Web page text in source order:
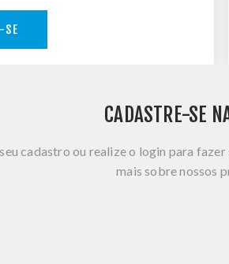
SE
CADASTRE-SE
cadastro ou realize o login para
mais sobre nossos